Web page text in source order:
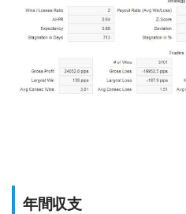
年間収支